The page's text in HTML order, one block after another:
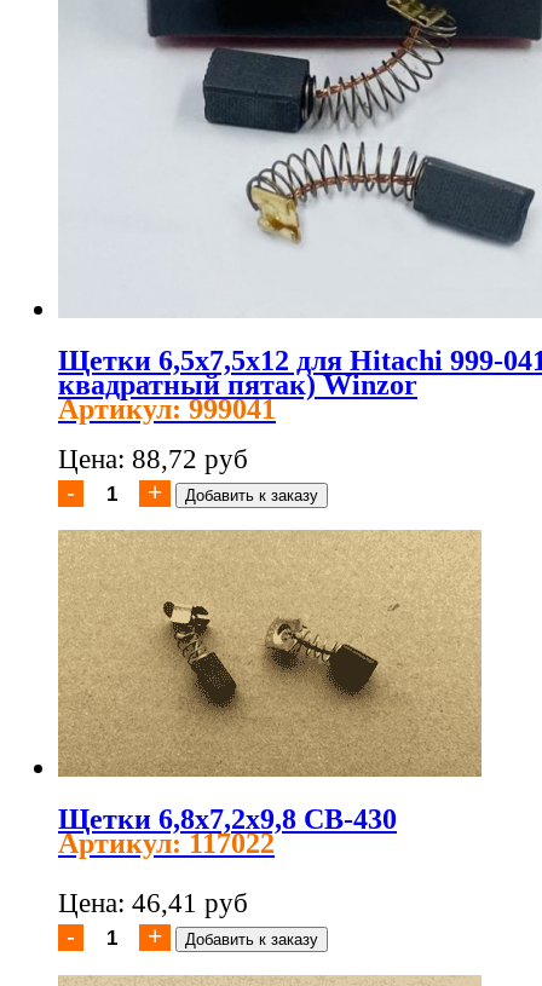
Щетки 6,5х7,5х12 для Hitachi 999-
квадратный пятак) Winzor
Артикул: 999041
Цена: 88,72 руб
Щетки 6,8x7,2x9,8 CB-430
Артикул: 117022
Цена: 46,41 руб